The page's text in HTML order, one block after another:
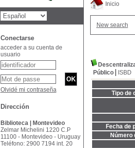
Inicio
New search
Público
ISBD
Tipo de
Fecha de
Número
Conectarse
acceder a su cuenta de
usuario
Olvidé mi contraseña
Dirección
Biblioteca | Montevideo
Zelmar Michelini 1220 C.P
11100 - Montevideo - Uruguay
Teléfono: 2900 7194 int. 20